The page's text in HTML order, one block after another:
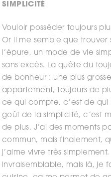
SIMPLICITÉ
Vouloir posséder toujours
Or il me semble que trouver
l’épure, un mode de vie
sans excès. La quête du
de bonheur : une plus
appartement, toujours de
ce qui compte, c’est de qui
goût de la simplicité, c’est
de plus. J’ai des moments
commun, mais finalement,
j’aime vivre très
invraisemblable, mais là, je